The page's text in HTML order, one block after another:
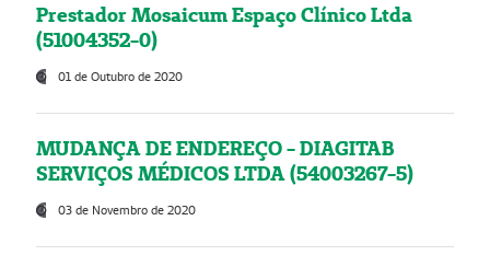
Prestador Mosaicum Espaço Clínico Ltda
(51004352-0)
01 de Outubro de 2020
MUDANÇA DE ENDEREÇO - DIAGITAB
SERVIÇOS MÉDICOS LTDA (54003267-5)
03 de Novembro de 2020